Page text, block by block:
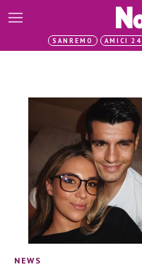
SANREMO AMICI 24
NEWS